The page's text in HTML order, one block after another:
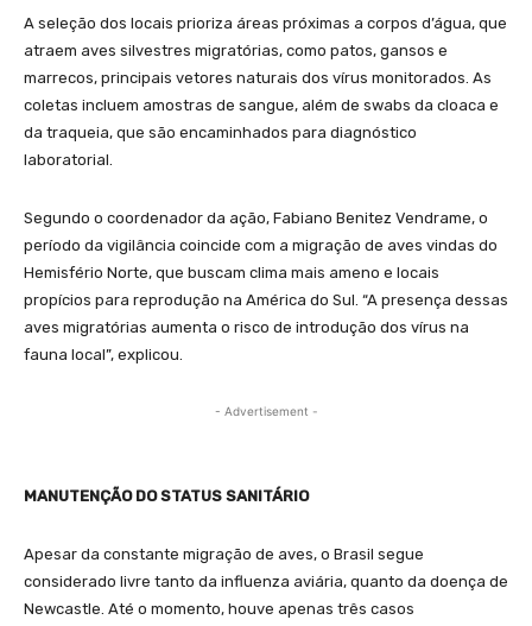
A seleção dos locais prioriza áreas próximas a corpos d’água, que
atraem aves silvestres migratórias, como patos, gansos e
marrecos, principais vetores naturais dos vírus monitorados. As
coletas incluem amostras de sangue, além de swabs da cloaca e
da traqueia, que são encaminhados para diagnóstico
laboratorial.
Segundo o coordenador da ação, Fabiano Benitez Vendrame, o
período da vigilância coincide com a migração de aves vindas do
Hemisfério Norte, que buscam clima mais ameno e locais
propícios para reprodução na América do Sul. “A presença dessas
aves migratórias aumenta o risco de introdução dos vírus na
fauna local”, explicou.
- Advertisement -
MANUTENÇÃO DO STATUS SANITÁRIO
Apesar da constante migração de aves, o Brasil segue
considerado livre tanto da influenza aviária, quanto da doença de
Newcastle. Até o momento, houve apenas três casos